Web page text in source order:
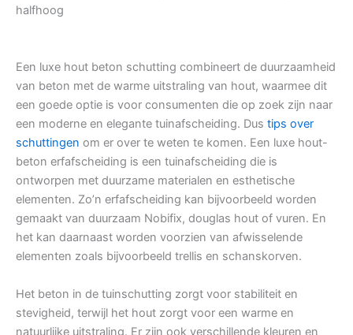
halfhoog
Een luxe hout beton schutting combineert de duurzaamheid
van beton met de warme uitstraling van hout, waarmee dit
een goede optie is voor consumenten die op zoek zijn naar
een moderne en elegante tuinafscheiding. Dus tips over
schuttingen om er over te weten te komen. Een luxe hout-
beton erfafscheiding is een tuinafscheiding die is
ontworpen met duurzame materialen en esthetische
elementen. Zo’n erfafscheiding kan bijvoorbeeld worden
gemaakt van duurzaam Nobifix, douglas hout of vuren. En
het kan daarnaast worden voorzien van afwisselende
elementen zoals bijvoorbeeld trellis en schanskorven.
Het beton in de tuinschutting zorgt voor stabiliteit en
stevigheid, terwijl het hout zorgt voor een warme en
natuurlijke uitstraling. Er zijn ook verschillende kleuren en